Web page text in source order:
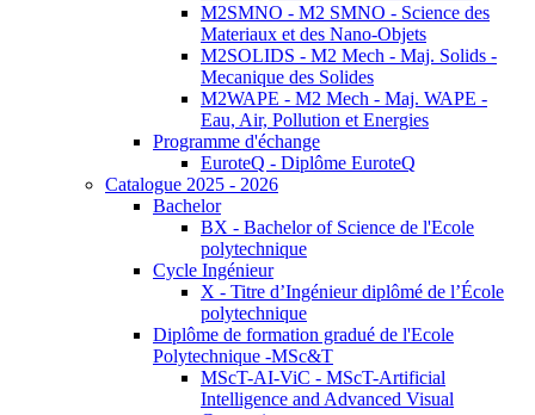
M2SMNO - M2 SMNO - Science des
Materiaux et des Nano-Objets
M2SOLIDS - M2 Mech - Maj. Solids -
Mecanique des Solides
M2WAPE - M2 Mech - Maj. WAPE -
Eau, Air, Pollution et Energies
Programme d'échange
EuroteQ - Diplôme EuroteQ
Catalogue 2025 - 2026
Bachelor
BX - Bachelor of Science de l'Ecole
polytechnique
Cycle Ingénieur
X - Titre d’Ingénieur diplômé de l’École
polytechnique
Diplôme de formation gradué de l'Ecole
Polytechnique -MSc&T
MScT-AI-ViC - MScT-Artificial
Intelligence and Advanced Visual